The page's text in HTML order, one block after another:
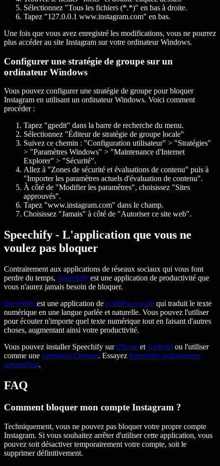
Sélectionnez "Tous les fichiers (*.*)" en bas à droite.
Tapez "127.0.0.1 www.instagram.com" en bas.
Une fois que vous avez enregistré les modifications, vous ne pourrez
plus accéder au site Instagram sur votre ordinateur Windows.
Configurer une stratégie de groupe sur un
ordinateur Windows
Vous pouvez configurer une stratégie de groupe pour bloquer
Instagram en utilisant un ordinateur Windows. Voici comment
procéder :
Tapez "gpedit" dans la barre de recherche du menu.
Sélectionnez "Éditeur de stratégie de groupe locale"
Suivez ce chemin : "Configuration utilisateur" > "Stratégies"
> "Paramètres Windows" > "Maintenance d'Internet
Explorer" > "Sécurité".
Allez à "Zones de sécurité et évaluations de contenu" puis à
"Importer les paramètres actuels d'évaluation de contenu".
À côté de "Modifier les paramètres", choisissez "Sites
approuvés".
Tapez "www.instagram.com" dans le champ.
Choisissez "Jamais" à côté de "Autoriser ce site web".
Speechify - L'application que vous ne
voulez pas bloquer
Contrairement aux applications de réseaux sociaux qui vous font
perdre du temps, Speechify est une application de productivité que
vous n'aurez jamais besoin de bloquer.
Speechify est une application de synthèse vocale qui traduit le texte
numérique en une langue parlée et naturelle. Vous pouvez l'utiliser
pour écouter n'importe quel texte numérique tout en faisant d'autres
choses, augmentant ainsi votre productivité.
Vous pouvez installer Speechify suriPhone et Android ou l'utiliser
comme une extension Chrome. Essayez Speechify gratuitement
aujourd'hui.
FAQ
Comment bloquer mon compte Instagram ?
Techniquement, vous ne pouvez pas bloquer votre propre compte
Instagram. Si vous souhaitez arrêter d'utiliser cette application, vous
pouvez soit désactiver temporairement votre compte, soit le
supprimer définitivement.